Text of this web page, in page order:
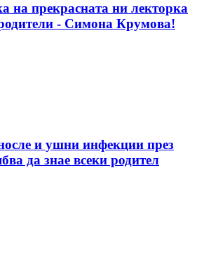
на прекрасната ни лекторка
- Симона Крумова!
и ушни инфекции през
да знае всеки родител